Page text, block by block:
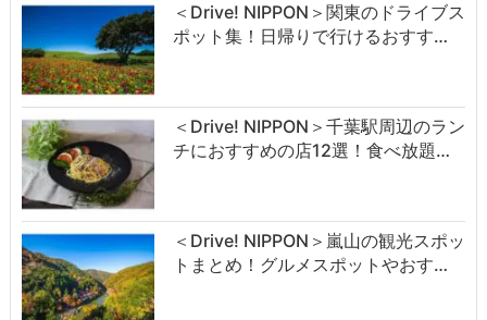
＜Drive! NIPPON＞関東のドライブス
ポット集！日帰りで行けるおすす…
＜Drive! NIPPON＞千葉駅周辺のラン
チにおすすめの店12選！食べ放題…
＜Drive! NIPPON＞嵐山の観光スポッ
トまとめ！グルメスポットやおす…